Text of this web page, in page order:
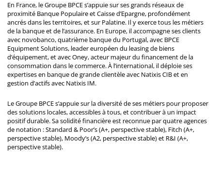
En France, le Groupe BPCE s’appuie sur ses grands réseaux de
proximité Banque Populaire et Caisse d’Epargne, profondément
ancrés dans les territoires, et sur Palatine. Il y exerce tous les métiers
de la banque et de l’assurance. En Europe, il accompagne ses clients
avec novobanco, quatrième banque du Portugal, avec BPCE
Equipment Solutions, leader européen du leasing de biens
d’équipement, et avec Oney, acteur majeur du financement de la
consommation dans le commerce. À l’international, il déploie ses
expertises en banque de grande clientèle avec Natixis CIB et en
gestion d’actifs avec Natixis IM.
Le Groupe BPCE s’appuie sur la diversité de ses métiers pour proposer
des solutions locales, accessibles à tous, et contribuer à un impact
positif durable. Sa solidité financière est reconnue par quatre agences
de notation : Standard & Poor’s (A+, perspective stable), Fitch (A+,
perspective stable), Moody’s (A2, perspective stable) et R&I (A+,
perspective stable).